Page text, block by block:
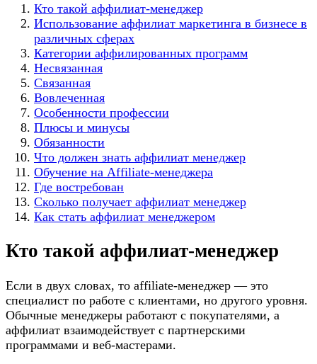
Кто такой аффилиат-менеджер
Использование аффилиат маркетинга в бизнесе в
различных сферах
Категории аффилированных программ
Несвязанная
Связанная
Вовлеченная
Особенности профессии
Плюсы и минусы
Обязанности
Что должен знать аффилиат менеджер
Обучение на Аffiliate-менеджера
Где востребован
Сколько получает аффилиат менеджер
Как стать аффилиат менеджером
Кто такой аффилиат-менеджер
Если в двух словах, то affiliate-менеджер — это
специалист по работе с клиентами, но другого уровня.
Обычные менеджеры работают с покупателями, а
аффилиат взаимодействует с партнерскими
программами и веб-мастерами.